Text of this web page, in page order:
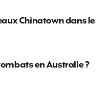
Chinatown dans le
en Australie ?